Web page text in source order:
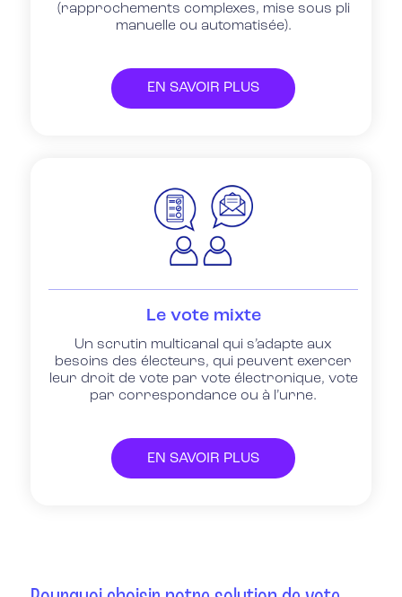
(rapprochements complexes, mise sous pli
manuelle ou automatisée).
EN SAVOIR PLUS
Le vote mixte
Un scrutin multicanal qui s’adapte aux
besoins des électeurs, qui peuvent exercer
leur droit de vote par vote électronique, vote
par correspondance ou à l’urne.
EN SAVOIR PLUS